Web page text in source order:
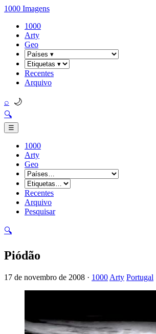
1000 Imagens
1000
Arty
Geo
Recentes
Arquivo
⌕ 🌙
🔍
☰
1000
Arty
Geo
Recentes
Arquivo
Pesquisar
🔍
Piódão
17 de novembro de 2008 · 1000 Arty Portugal